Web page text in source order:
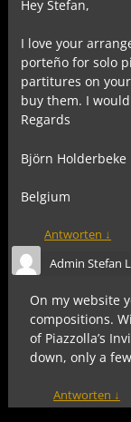
Hey Stefan,
I love your
porteño for solo
partitures on
buy them. I
Regards
Björn Holderbeke
Belgium
Antworten ↓
Admin Stefan
On my website
compositions.
of Piazzolla’s
down, only a
Antworten ↓